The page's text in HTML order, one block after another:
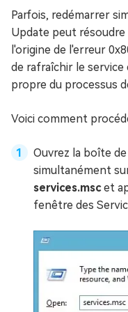
Parfois, redémarrer
Update peut
l'origine de l'erreur
de rafraîchir le service
propre du processus
Voici comment
Ouvrez la boîte
simultanément
services.mscet
fenêtre des